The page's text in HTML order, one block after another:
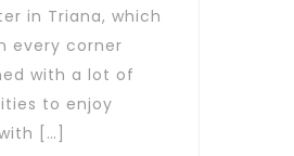
in Triana, which
every corner
with a lot of
to enjoy
[…]